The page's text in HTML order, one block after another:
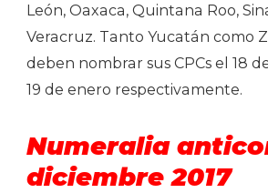
León, Oaxaca, Quintana Roo,
Veracruz. Tanto Yucatán como
deben nombrar sus CPCs el 18
19 de enero respectivamente.
Numeralia
diciembre 2017